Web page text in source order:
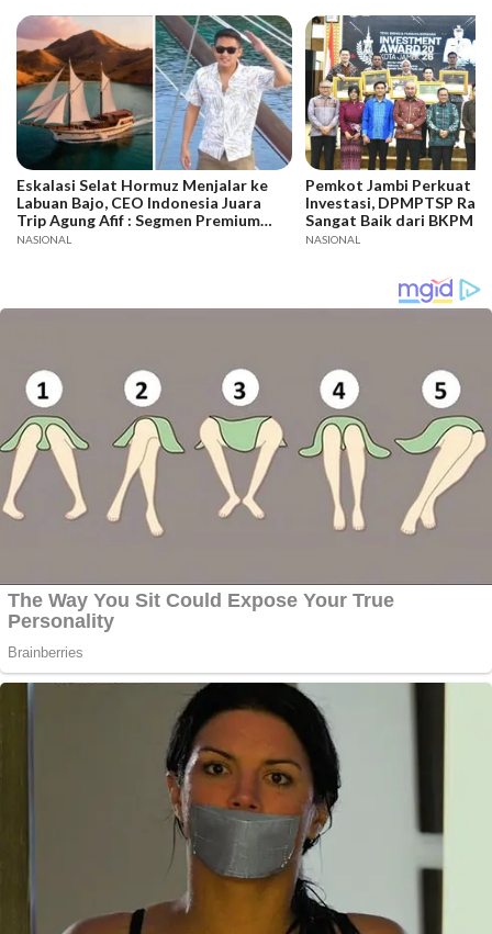
Eskalasi Selat Hormuz Menjalar ke
Labuan Bajo, CEO Indonesia Juara
Trip Agung Afif : Segmen Premium
Bertahan, Adaptasi Jadi Kunci
NASIONAL
Pemkot Jambi Perkuat
Investasi, DPMPTSP
Sangat Baik dari BKPM
NASIONAL